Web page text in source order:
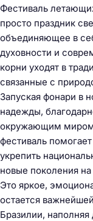
Фестиваль
просто праздник
объединяющее в
духовности и
корни уходят в
связанные с
Запуская фонари в
надежды,
окружающим
фестиваль
укрепить
новые поколения
Это яркое,
остается
Бразилии,